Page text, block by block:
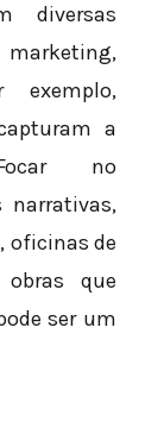
diversas
exemplo,
a
no
narrativas,
oficinas de
que
ser um